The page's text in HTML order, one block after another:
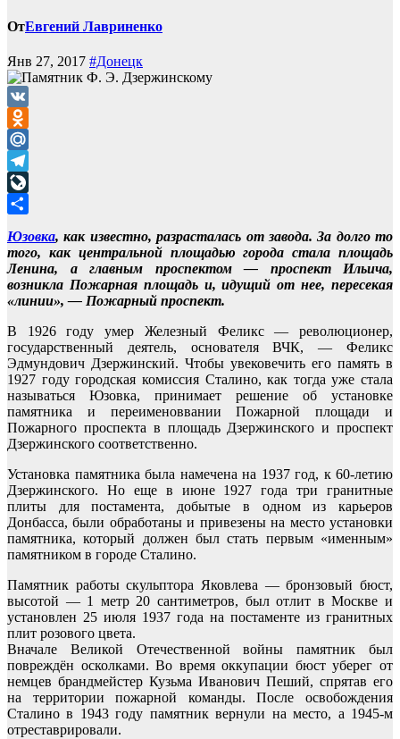
ОтЕвгений Лавриненко
Янв 27, 2017 #Донецк
VK
Odnoklassniki
Mail.Ru
Telegram
LiveJournal
Юзовка, как известно, разрасталась от завода. За долго то
того, как центральной площадью города стала площадь
Ленина, а главным проспектом — проспект Ильича,
возникла Пожарная площадь и, идущий от нее, пересекая
«линии», — Пожарный проспект.
В 1926 году умер Железный Феликс — революционер,
государственный деятель, основателя ВЧК, — Феликс
Эдмундович Дзержинский. Чтобы увековечить его память в
1927 году городская комиссия Сталино, как тогда уже стала
называться Юзовка, принимает решение об установке
памятника и переименоввании Пожарной площади и
Пожарного проспекта в площадь Дзержинского и проспект
Дзержинского соответственно.
Установка памятника была намечена на 1937 год, к 60-летию
Дзержинского. Но еще в июне 1927 года три гранитные
плиты для постамента, добытые в одном из карьеров
Донбасса, были обработаны и привезены на место установки
памятника, который должен был стать первым «именным»
памятником в городе Сталино.
Памятник работы скульптора Яковлева — бронзовый бюст,
высотой — 1 метр 20 сантиметров, был отлит в Москве и
установлен 25 июля 1937 года на постаменте из гранитных
плит розового цвета.
Вначале Великой Отечественной войны памятник был
повреждён осколками. Во время оккупации бюст уберег от
немцев брандмейстер Кузьма Иванович Пеший, спрятав его
на территории пожарной команды. После освобождения
Сталино в 1943 году памятник вернули на место, а 1945-м
отреставрировали.